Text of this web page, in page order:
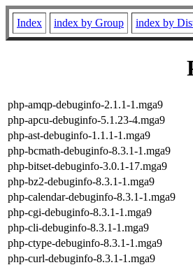
Index index by Group index by
php-amqp-debuginfo-2.1.1-1.mga9
php-apcu-debuginfo-5.1.23-4.mga9
php-ast-debuginfo-1.1.1-1.mga9
php-bcmath-debuginfo-8.3.1-1.mga9
php-bitset-debuginfo-3.0.1-17.mga9
php-bz2-debuginfo-8.3.1-1.mga9
php-calendar-debuginfo-8.3.1-1.mga9
php-cgi-debuginfo-8.3.1-1.mga9
php-cli-debuginfo-8.3.1-1.mga9
php-ctype-debuginfo-8.3.1-1.mga9
php-curl-debuginfo-8.3.1-1.mga9